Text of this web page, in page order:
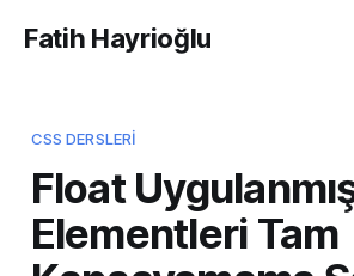
Fatih Hayrioğlu
CSS DERSLERI
Float
Elementleri Tam